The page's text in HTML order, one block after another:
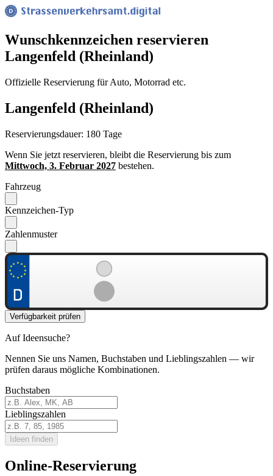
Wunsch­kennzeichen reservieren
Langenfeld (Rheinland)
Offizielle Reservierung für Auto, Motorrad etc.
Langenfeld (Rheinland)
Reservierungsdauer: 180 Tage
Wenn Sie jetzt reservieren, bleibt die Reservierung bis zum
Mittwoch, 3. Februar 2027 bestehen.
Fahrzeug
Kennzeichen-Typ
Zahlenmuster
Verfügbarkeit prüfen
Auf Ideensuche?
Nennen Sie uns Namen, Buchstaben und Lieblingszahlen — wir
prüfen daraus mögliche Kombinationen.
Buchstaben
Lieblingszahlen
Ideen finden
Online-Reservierung